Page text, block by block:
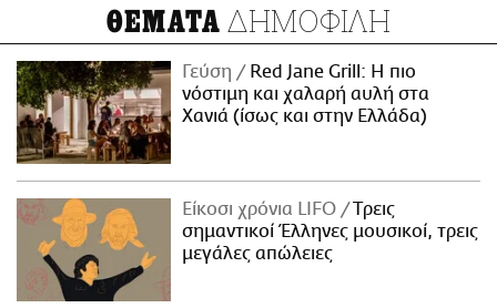
ΘΕΜΑΤΑ ΔΗΜΟΦΙΛΗ
Γεύση
Red Jane Grill: Η πιο
νόστιμη και χαλαρή αυλή στα
Χανιά (ίσως και στην Ελλάδα)
Είκοσι χρόνια LIFO
Tρεις
σημαντικοί Έλληνες μουσικοί, τρεις
μεγάλες απώλειες